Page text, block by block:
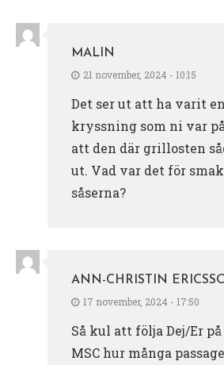
MALIN
21 november, 2024 - 10:15
Det ser ut att ha varit
kryssning som ni var
att den där grillosten
ut. Vad var det för
såserna?
ANN-CHRISTIN
17 november, 2024 - 17:50
Så kul att följa Dej/Er på
MSC hur många